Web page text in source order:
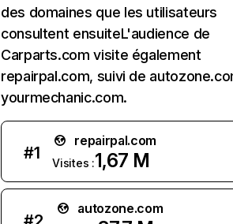
des domaines que les utilisateurs
consultent ensuiteL'audience de
Carparts.com visite également
repairpal.com, suivi de
yourmechanic.com.
#1
repairpal.com
Visites :1,67 M
autozone.com